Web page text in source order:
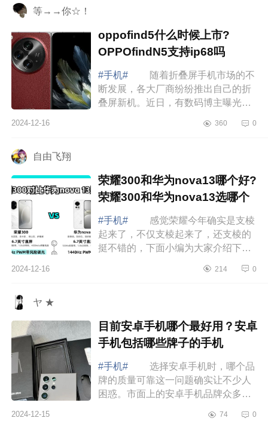
等→→你☆！
oppofind5什么时候上市?
OPPOfindN5支持ip68吗
#手机#
随着折叠屏手机市场的不
断发展，各大厂商纷纷推出自己的折
叠屏新机。近日，有数码博主曝光了
是“明年上半年最强折叠。”下面小编为
2024-12-16 360 0
自由飞翔
荣耀300和华为nova13哪个好?
荣耀300和华为nova13选哪个
#手机#
感觉荣耀今年确实是支棱
起来了，不仅支棱起来了，还支棱的
挺不错的，下面小编为大家介绍下荣
和华为nova13选哪个 荣耀300和
2024-12-16 214 0
ヤ ★
目前安卓手机哪个最好用？安卓
手机包括哪些牌子的手机
#手机#
选择安卓手机时，哪个品
牌的质量可靠这一问题确实让不少人
困惑。市面上的安卓手机品牌众多，
学，有些则在性能优化上不遗余力。
2024-12-15 74 0